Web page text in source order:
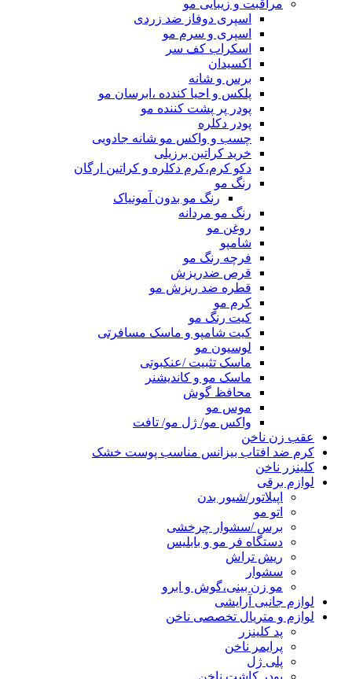
مراقبت و زیبایی مو
اسپری دوفاز ضد زردی
اسپری و سرم مو
اسکراب کف سر
اکسیدان
برس و شانه
پلکس و احیا کندده ،ابرسان مو
پودر پر پشت کننده مو
پودر دکلره
چسب و واکس مو شانه جادویی
خرید کراتین برزیلی
دکو کرم،کرم دکلره و کراتین ارگان
رنگ مو
رنگ مو بدون آمونیاک
رنگ مو مردانه
روغن مو
شامپو
فرچه رنگ مو
قرص ضدریزش
قطره ضد ریزش مو
کرم مو
کیت رنگ مو
کیت شامپو و ماسک مسافرتی
لوسیون مو
ماسک تثبیت /عنکبوتی
ماسک مو و کاندیشنر
محافظ گوش
موس مو
واکس مو/ ژل مو/ تافت
عقب زن ناخن
کرم ضد افتاب بیزانس مناسب پوست خشک
کلینزر ناخن
لوازم برقی
اپیلاتور/شیور بدن
اتو مو
برس /سشوار چرخشی
دستگاه فر مو و بابلیس
ریش تراش
سشوار
مو زن بینی،گوش و ابرو
لوازم جانبی آرایشی
لوازم و متریال تخصصی ناخن
پد کلینزر
پرایمر ناخن
پلی ژل
پودر کاشت ناخن